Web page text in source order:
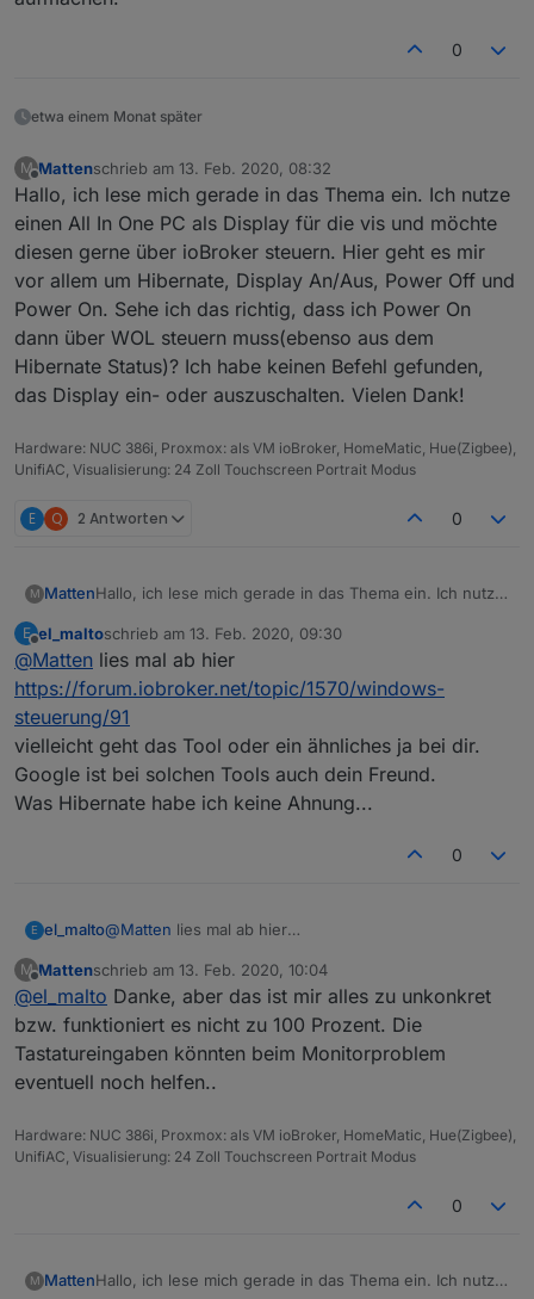
            if (lpConfDevice[key2] === undefined) {
            }
    }
    return -1;
/**
* Will just keep letters, incl. Umlauts, numbers,
* @param  {string}  strInput   Input String
* @return {string}   the processed string
let strResult = strInput.replace(/([^a-zA-
}
* Checks if Array or String is not undefined, null
* @return true if it is undefined/null/empty,
* Array or String containing just whitespaces or
*/
function isLikeEmpty(inputVar) {
if (typeof inputVar !== 'undefined' && inputVar
        let strTemp = JSON.stringify(inputVar);
strTemp = strTemp.replace(/\s+/g, ''); //
strTemp = strTemp.replace(/\"+/g, "");  //
            return true;
        }
    } else {
        return true;
    }
}
* Clean Array: Removes all falsy values:
* Source: https://stackoverflow.com/questions/
  var newArray = [];
0
etwa einem Monat später
M
Offline
Mattenschrieb am 13. Feb. 2020, 08:32
zuletzt editiert von
Hallo, ich lese mich gerade in das Thema ein. Ich nutze
einen All In One PC als Display für die vis und möchte
diesen gerne über ioBroker steuern. Hier geht es mir
vor allem um Hibernate, Display An/Aus, Power Off und
Power On. Sehe ich das richtig, dass ich Power On
dann über WOL steuern muss(ebenso aus dem
Hibernate Status)? Ich habe keinen Befehl gefunden,
das Display ein- oder auszuschalten. Vielen Dank!
Hardware: NUC 386i, Proxmox: als VM ioBroker, HomeMatic, Hue(Zigbee),
UnifiAC, Visualisierung: 24 Zoll Touchscreen Portrait Modus
E Q 2 Antworten 0
M MattenHallo, ich lese mich gerade in das Thema ein. Ich nutze
diesen gerne über ioBroker steuern. Hier geht es mir
vor allem um Hibernate, Display An/Aus, Power Off und
Power On. Sehe ich das richtig, dass ich Power On
dann über WOL steuern muss(ebenso aus dem
Hibernate Status)? Ich habe keinen Befehl gefunden,
das Display ein- oder auszuschalten. Vielen Dank!
E
Offline
el_maltoschrieb am 13. Feb. 2020, 09:30
zuletzt editiert von
@Matten lies mal ab hier
https://forum.iobroker.net/topic/1570/windows-
steuerung/91
vielleicht geht das Tool oder ein ähnliches ja bei dir.
Google ist bei solchen Tools auch dein Freund.
Was Hibernate habe ich keine Ahnung...
0
E el_malto@Matten lies mal ab hier
steuerung/91
vielleicht geht das Tool oder ein ähnliches ja bei dir.
Google ist bei solchen Tools auch dein Freund.
Was Hibernate habe ich keine Ahnung...
M
Offline
Mattenschrieb am 13. Feb. 2020, 10:04
zuletzt editiert von
@el_malto Danke, aber das ist mir alles zu unkonkret
bzw. funktioniert es nicht zu 100 Prozent. Die
Tastatureingaben könnten beim Monitorproblem
eventuell noch helfen..
Hardware: NUC 386i, Proxmox: als VM ioBroker, HomeMatic, Hue(Zigbee),
UnifiAC, Visualisierung: 24 Zoll Touchscreen Portrait Modus
0
M MattenHallo, ich lese mich gerade in das Thema ein. Ich nutze